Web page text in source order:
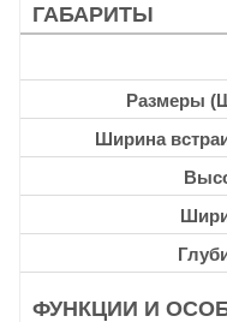
ГАБАРИТЫ
Размеры
Ширина
ФУНКЦИИ И